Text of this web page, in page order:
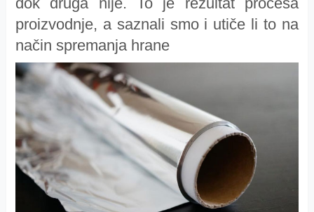
proizvodnje, a saznali smo i utiče li to na
način spremanja hrane